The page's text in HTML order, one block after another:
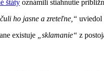
štáty oznámili stiahnutie
ho jasne a zreteľne,“ uviedol
existuje
„sklamanie“ z